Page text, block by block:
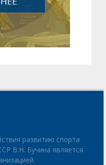
развитию спорта
В.Н. Бучина является